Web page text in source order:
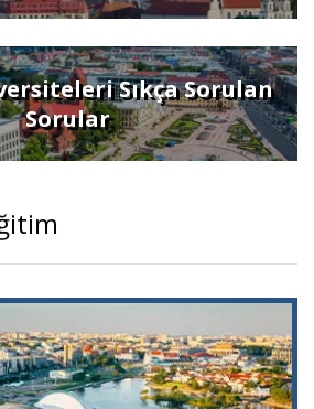
Sıkça Sorulan
Sorular